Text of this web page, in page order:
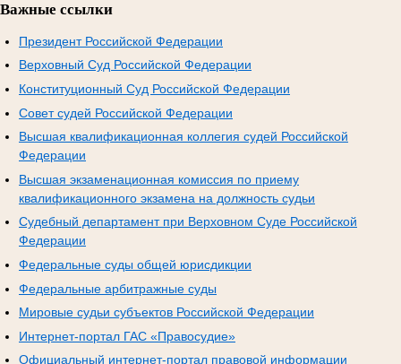
Важные ссылки
Президент Российской Федерации
Верховный Суд Российской Федерации
Конституционный Суд Российской Федерации
Совет судей Российской Федерации
Высшая квалификационная коллегия судей Российской
Федерации
Высшая экзаменационная комиссия по приему
квалификационного экзамена на должность судьи
Судебный департамент при Верховном Суде Российской
Федерации
Федеральные суды общей юрисдикции
Федеральные арбитражные суды
Мировые судьи субъектов Российской Федерации
Интернет-портал ГАС «Правосудие»
Официальный интернет-портал правовой информации